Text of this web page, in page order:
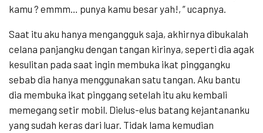
kamu ? emmm… punya kamu besar yah!, ” ucapnya.
Saat itu aku hanya mengangguk saja, akhirnya dibukalah
celana panjangku dengan tangan kirinya, seperti dia agak
kesulitan pada saat ingin membuka ikat pinggangku
sebab dia hanya menggunakan satu tangan. Aku bantu
dia membuka ikat pinggang setelah itu aku kembali
memegang setir mobil. Dielus-elus batang kejantananku
yang sudah keras dari luar. Tidak lama kemudian